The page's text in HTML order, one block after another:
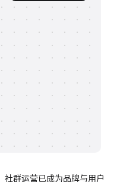
社群运营已成为品牌与用户